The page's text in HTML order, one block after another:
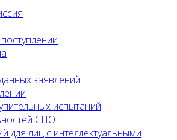
заявлений
испытаний
СПО
для лиц с интеллектуальными